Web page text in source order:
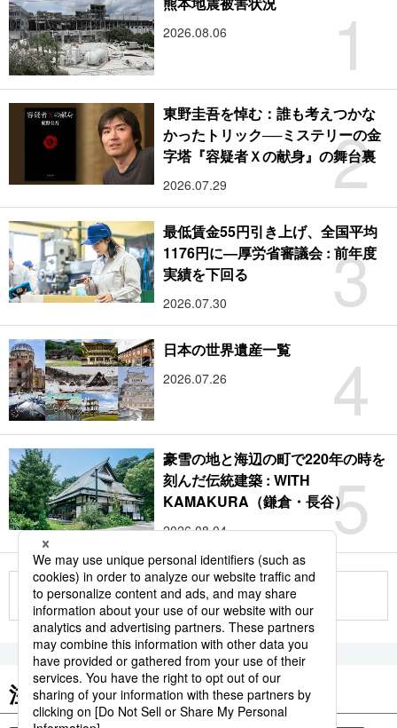
1
2026.08.06
2
東野圭吾を悼む：誰も考えつかな
かったトリック──ミステリーの金
字塔『容疑者Ｘの献身』の舞台裏
2026.07.29
3
最低賃金55円引き上げ、全国平均
1176円に―厚労省審議会 : 前年度
実績を下回る
2026.07.30
4
日本の世界遺産一覧
2026.07.26
5
豪雪の地と海辺の町で220年の時を
刻んだ伝統建築 : WITH
KAMAKURA（鎌倉・長谷）
2026.08.04
もっと見る
注目のキーワード